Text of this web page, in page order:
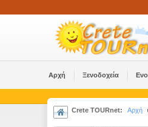
Αρχή Ξενοδοχεία
Crete TOURnet: Αρχή